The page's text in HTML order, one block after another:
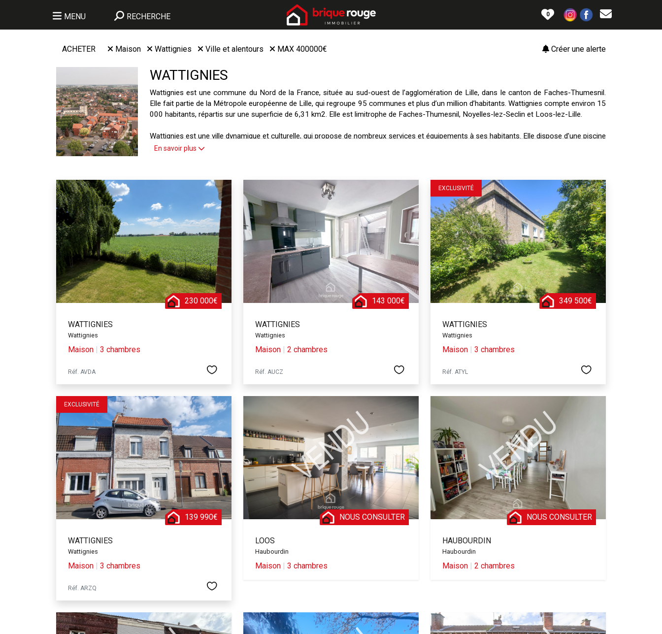
MENU RECHERCHE 0
Créer une alerte
ACHETER Maison Wattignies Ville et alentours MAX 400000€
WATTIGNIES
Wattignies est une commune du Nord de la France, située au sud-ouest de l’agglomération de Lille, dans le canton de Faches-Thumesnil.
Elle fait partie de la Métropole européenne de Lille, qui regroupe 95 communes et plus d’un million d’habitants. Wattignies compte environ 15
000 habitants, répartis sur une superficie de 6,31 km2. Elle est limitrophe de Faches-Thumesnil, Noyelles-lez-Seclin et Loos-lez-Lille.
Wattignies est une ville dynamique et culturelle, qui propose de nombreux services et équipements à ses habitants. Elle dispose d’une piscine
municipale, d’un centre culturel, d'un EPHAD "l'arbre de vie", d’une bibliothèque, d'une Maison pour Tous, d’une école de musique, d’un stade
Wattignies est une commune attractive pour les personnes qui souhaitent acheter une maison dans le Nord. Elle offre un cadre de vie
agréable, entre ville et campagne, avec des espaces verts, des zones pavillonnaires, des résidences récentes et des quartiers en rénovation
urbaine. Elle bénéficie d’une bonne desserte routière, avec l’autoroute A1 à proximité, et d’une bonne accessibilité en transports en commun,
avec plusieurs lignes de bus et la gare de Wattignies-Templemars, qui relie Lille en 10 minutes.
Si vous cherchez une maison à vendre à Wattignies, vous trouverez un large choix de biens immobiliers, adaptés à tous les budgets et à
tous les besoins. Que vous recherchiez une maison individuelle, une maison de ville, une maison de maître, une maison neuve ou ancienne,
vous pourrez réaliser votre projet immobilier à Wattignies. Vous pourrez profiter de tous les avantages d’une ville dynamique et culturelle,
tout en bénéficiant d’un environnement calme et verdoyant.
Acheter une maison à Wattignies, c’est faire le choix d’une commune où il fait bon vivre, où l’on peut trouver toutes les commodités, les
services, les loisirs et la culture dont on a besoin. C’est aussi faire le choix d’une commune proche de Lille, la capitale des Hauts-de-France,
qui offre de nombreuses opportunités professionnelles, culturelles et touristiques. Acheter sur Wattignies, c’est investir dans un bien
immobilier de qualité, dans une ville en plein développement, qui saura vous séduire par son charme et son dynamisme.
En savoir plus
230 000€
WATTIGNIES
Wattignies
Maison | 3 chambres
Réf. AVDA
143 000€
WATTIGNIES
Wattignies
Maison | 2 chambres
Réf. AUCZ
EXCLUSIVITÉ
349 500€
WATTIGNIES
Wattignies
Maison | 3 chambres
Réf. ATYL
EXCLUSIVITÉ
139 990€
WATTIGNIES
Wattignies
Maison | 3 chambres
Réf. ARZQ
NOUS CONSULTER
LOOS
Haubourdin
Maison | 3 chambres
NOUS CONSULTER
HAUBOURDIN
Haubourdin
Maison | 2 chambres